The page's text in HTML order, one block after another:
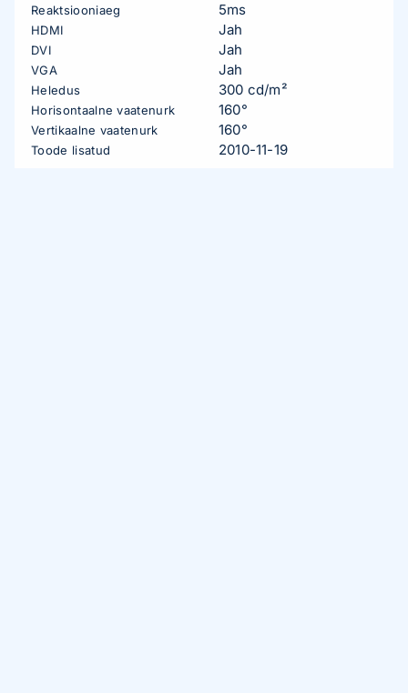
Reaktsiooniaeg 5ms
HDMI Jah
DVI Jah
VGA Jah
Heledus 300 cd/m²
Horisontaalne vaatenurk 160°
Vertikaalne vaatenurk 160°
Toode lisatud 2010-11-19